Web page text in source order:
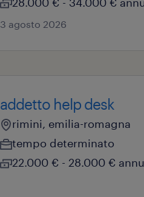
3 agosto 2026
addetto help desk
rimini, emilia-romagna
tempo determinato
22.000 € - 28.000 €